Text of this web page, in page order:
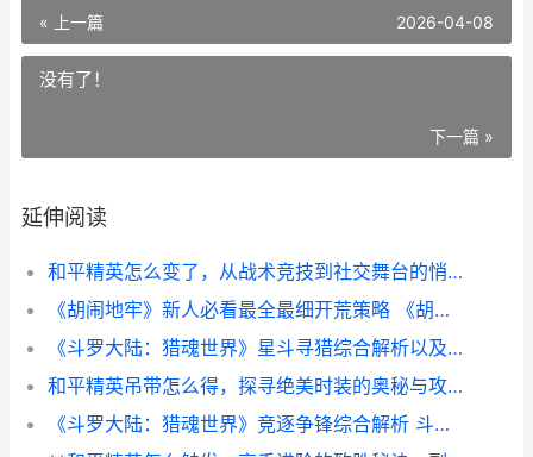
« 上一篇 2026-04-08
没有了！
下一篇 »
延伸阅读
和平精英怎么变了，从战术竞技到社交舞台的悄然转身
《胡闹地牢》新人必看最全最细开荒策略 《胡闹地牢》新旧对比
《斗罗大陆：猎魂世界》星斗寻猎综合解析以及策略 斗罗大陆猎魂世界37手游官网
和平精英吊带怎么得，探寻绝美时装的奥秘与攻略
《斗罗大陆：猎魂世界》竞逐争锋综合解析 斗罗大陆猎魂世界破解版